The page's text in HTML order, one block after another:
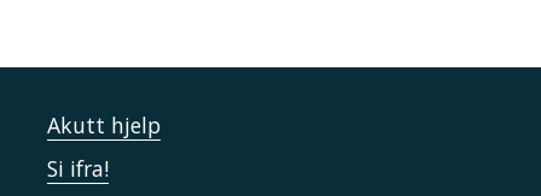
Akutt hjelp
Si ifra!